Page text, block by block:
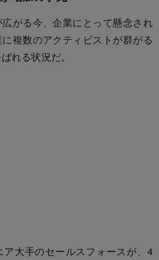
がる今、企業にとって懸念され
複数のアクティビストが群がる
れる状況だ。
大手のセールスフォースが、4